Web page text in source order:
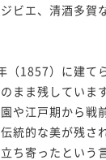
ビエ、清酒多賀
（1857）に建て
まま残しています
や江戸期から戦
統的な美が残され
ち寄ったという